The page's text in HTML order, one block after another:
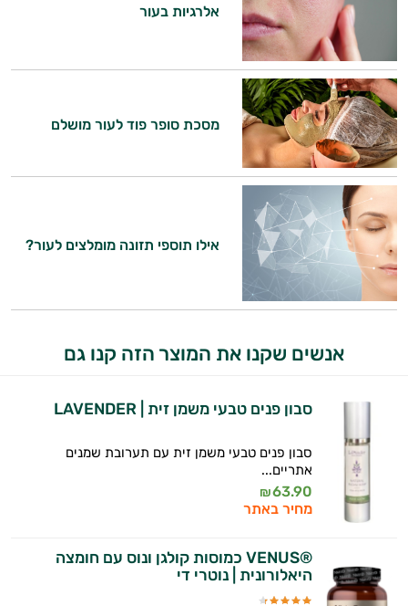
אלרגיות בעור
מסכת סופר פוד לעור מושלם
אילו תוספי תזונה מומלצים לעור?
אנשים שקנו את המוצר הזה קנו גם
סבון פנים טבעי משמן זית | LAVENDER
סבון פנים טבעי משמן זית עם תערובת שמנים
אתריים...
63.90
₪
מחיר באתר
®VENUS כמוסות קולגן ונוס עם חומצה
היאלורונית | נוטרי די
היי,
אני יועץ הבריאות האישי AI של טבע בריא.
התשובות שלי מבוססות על מאגרי מידע קליניים
וספרות מקצועית בתחומי הרפואה הטבעית
ותזונת הספורט.
אני כאן כדי לעזור לך להתאים את תוספי
התזונה ומוצרי הבריאות המדויקים למטרות
ולמצב הגופני שלך, ולהסביר לך אילו רכיבים
עובדים יחד כדי למקסם תוצאות גם בחיי היום
יום וגם בתחום הכושר והספורט.
המטרה שלי היא להתאים עבורך המלצות
אישיות מבוססות מדעית.